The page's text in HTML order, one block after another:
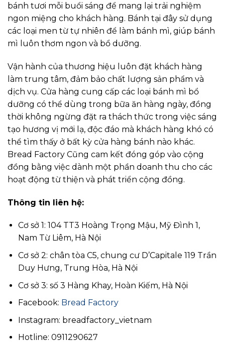
bánh tươi mỗi buổi sáng để mang lại trải nghiệm
ngon miệng cho khách hàng. Bánh tại đây sử dụng
các loại men từ tự nhiên để làm bánh mì, giúp bánh
mì luôn thơm ngon và bổ dưỡng.
Vận hành của thương hiệu luôn đặt khách hàng
làm trung tâm, đảm bảo chất lượng sản phẩm và
dịch vụ. Cửa hàng cung cấp các loại bánh mì bổ
dưỡng có thể dùng trong bữa ăn hàng ngày, đồng
thời không ngừng đặt ra thách thức trong việc sáng
tạo hương vị mới lạ, độc đáo mà khách hàng khó có
thể tìm thấy ở bất kỳ cửa hàng bánh nào khác.
Bread Factory Cũng cam kết đóng góp vào cộng
đồng bằng việc dành một phần doanh thu cho các
hoạt động từ thiện và phát triển cộng đồng.
Thông tin liên hệ:
Cơ sở 1: 104 TT3 Hoàng Trọng Mậu, Mỹ Đình 1,
Nam Từ Liêm, Hà Nội
Cơ sở 2: chân tòa C5, chung cư D’Capitale 119 Trần
Duy Hưng, Trung Hòa, Hà Nội
Cơ sở 3: số 3 Hàng Khay, Hoàn Kiếm, Hà Nội
Facebook: Bread Factory
Instagram: breadfactory_vietnam
Hotline: 0911290627